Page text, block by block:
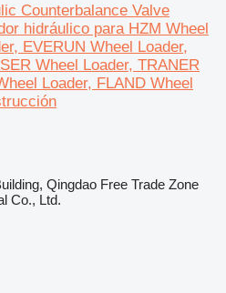
Counterbalance Valve
hidráulico para HZM Wheel
EVERUN Wheel Loader,
Wheel Loader, TRANER
Loader, FLAND Wheel
Qingdao Free Trade Zone
Co., Ltd.